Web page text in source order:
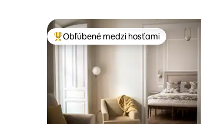
Najobľúbenejšie medzi hosťami
Obľúbené medzi hosťami